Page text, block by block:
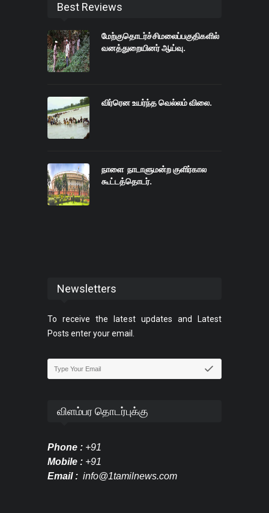
Best Reviews
மேற்குதொடர்ச்சிமலைப்பகுதிகளில்
வனத்துறையினர் ஆய்வு.
விர்ரென உயர்ந்த வெல்லம் விலை.
நாளை நாடாளுமன்ற குளிர்கால
கூட்டத்தொடர்.
Newsletters
To receive the latest updates and Latest
Posts enter your email.
விளம்பர தொடர்புக்கு
Phone : +91
Mobile : +91
Email : info@1tamilnews.com